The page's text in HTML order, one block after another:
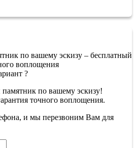
?
по вашему эскизу!
точного воплощения.
и мы перезвоним Вам для